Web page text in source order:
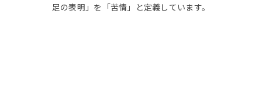
足の表明」を「苦情」と定義しています。